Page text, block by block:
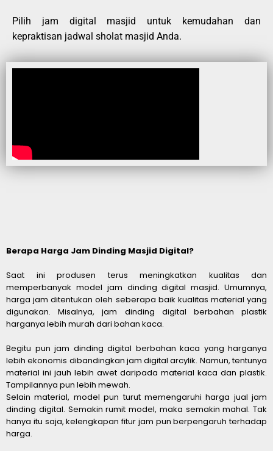
Pilih jam digital masjid untuk kemudahan dan
kepraktisan jadwal sholat masjid Anda.
Berapa Harga Jam Dinding Masjid Digital?
Saat ini produsen terus meningkatkan kualitas dan
memperbanyak model jam dinding digital masjid. Umumnya,
harga jam ditentukan oleh seberapa baik kualitas material yang
digunakan. Misalnya, jam dinding digital berbahan plastik
harganya lebih murah dari bahan kaca.
Begitu pun jam dinding digital berbahan kaca yang harganya
lebih ekonomis dibandingkan jam digital arcylik. Namun, tentunya
material ini jauh lebih awet daripada material kaca dan plastik.
Tampilannya pun lebih mewah.
Selain material, model pun turut memengaruhi harga jual jam
dinding digital. Semakin rumit model, maka semakin mahal. Tak
hanya itu saja, kelengkapan fitur jam pun berpengaruh terhadap
harga.